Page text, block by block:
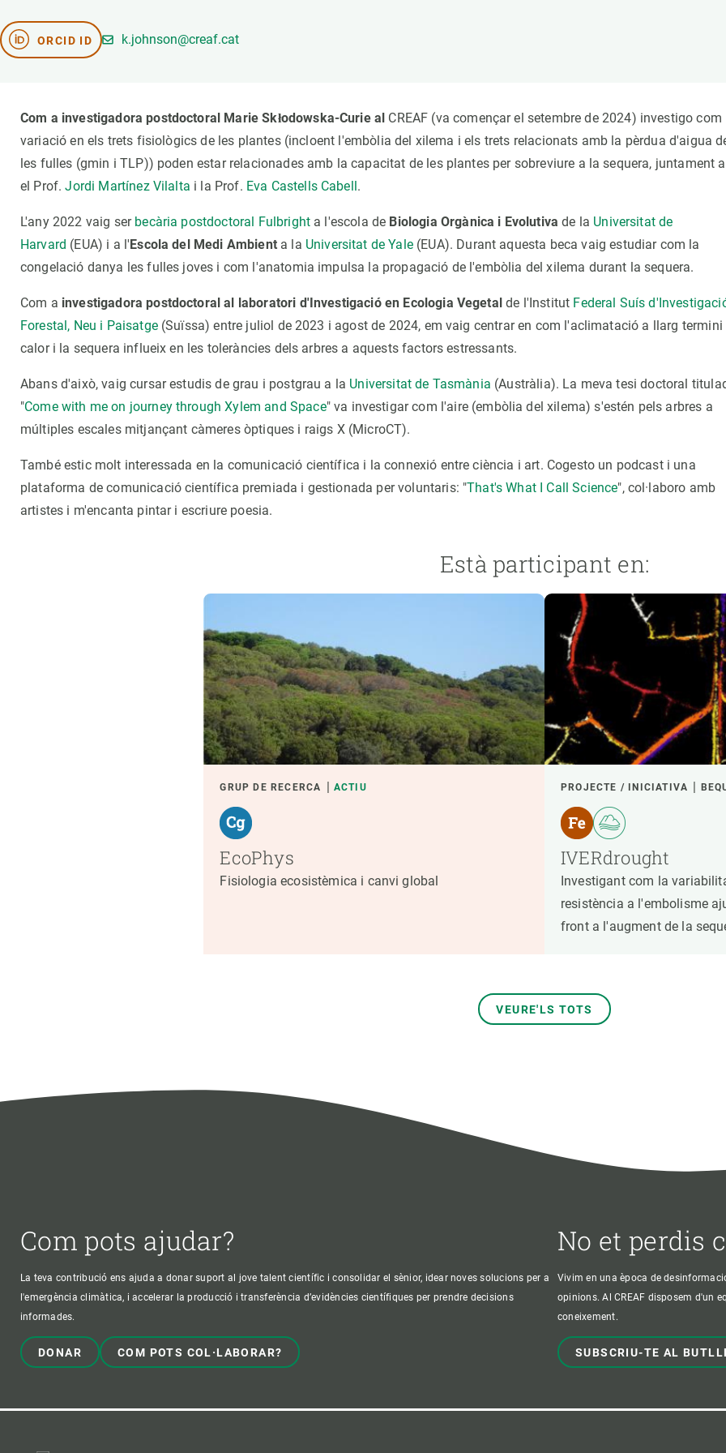
ORCID ID k.johnson@creaf.cat
Com a investigadora postdoctoral Marie Skłodowska-Curie al CREAF (va començar el setembre de 2024) investigo com
variació en els trets fisiològics de les plantes (incloent l'embòlia del xilema i els trets relacionats amb la pèrdua d'aigua
les fulles (gmin i TLP)) poden estar relacionades amb la capacitat de les plantes per sobreviure a la sequera, juntament
el Prof.Jordi Martínez Vilalta i la Prof. Eva Castells Cabell.
L'any 2022 vaig ser becària postdoctoral Fulbright a l'escola de Biologia Orgànica i Evolutivade la Universitat de
Harvard (EUA) i a l'Escola del Medi Ambienta la Universitat de Yale(EUA). Durant aquesta beca vaig estudiar com la
congelació danya les fulles joves i com l'anatomia impulsa la propagació de l'embòlia del xilema durant la sequera.
Com a investigadora postdoctoral al laboratori d'Investigació en Ecologia Vegetalde l'Institut Federal Suís
Forestal, Neu i Paisatge(Suïssa) entre juliol de 2023 i agost de 2024, em vaig centrar en com l'aclimatació a llarg termini
calor i la sequera influeix en les toleràncies dels arbres a aquests factors estressants.
Abans d'això, vaig cursar estudis de grau i postgrau a la Universitat de Tasmània (Austràlia). La meva tesi doctoral
"Come with me on journey through Xylem and Space" va investigar com l'aire (embòlia del xilema) s'estén pels arbres a
múltiples escales mitjançant càmeres òptiques i raigs X (MicroCT).
També estic molt interessada en la comunicació científica i la connexió entre ciència i art. Cogesto un podcast i una
plataforma de comunicació científica premiada i gestionada per voluntaris: "That's What I Call Science", col·laboro amb
artistes i m'encanta pintar i escriure poesia.
Està participant en:
GRUP DE RECERCA ACTIU
EcoPhys
Fisiologia ecosistèmica i canvi global
PROJECTE / INICIATIVA
IVERdrought
Investigant com la
resistència a l'embolisme
front a l'augment de la
VEURE'LS TOTS
Com pots ajudar?
La teva contribució ens ajuda a donar suport al jove talent científic i consolidar el sènior, idear noves solucions per a
l'emergència climàtica, i accelerar la producció i transferència d’evidències científiques per prendre decisions
informades.
DONAR COM POTS COL·LABORAR?
No et perdis
Vivim en una època de
opinions. Al CREAF disposem d'un
coneixement.
SUBSCRIU-TE AL
Infraestructures
Equitat, Diversitat i Inclusió (EDI)